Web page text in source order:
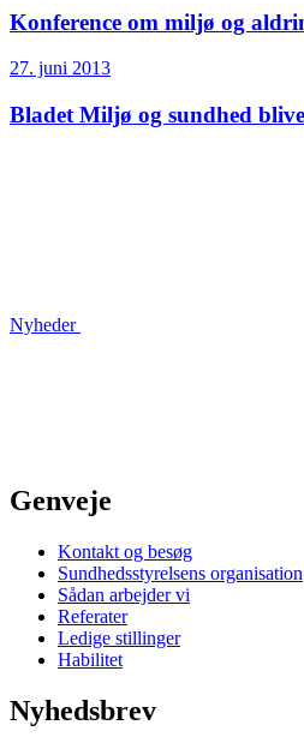
Konference om miljø og
27. juni 2013
Bladet Miljø og sundhed
Nyheder
Genveje
Kontakt og besøg
Sundhedsstyrelsens organisation
Sådan arbejder vi
Referater
Ledige stillinger
Habilitet
Nyhedsbrev